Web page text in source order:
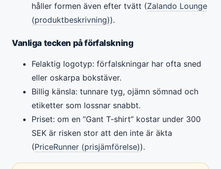
håller formen även efter tvätt (Zalando Lounge
(produktbeskrivning)).
Vanliga tecken på förfalskning
Felaktig logotyp: förfalskningar har ofta sned
eller oskarpa bokstäver.
Billig känsla: tunnare tyg, ojämn sömnad och
etiketter som lossnar snabbt.
Priset: om en ”Gant T-shirt” kostar under 300
SEK är risken stor att den inte är äkta
(PriceRunner (prisjämförelse)).